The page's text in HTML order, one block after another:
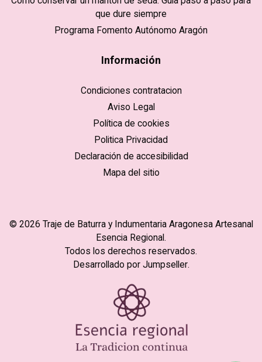
que dure siempre
Programa Fomento Autónomo Aragón
Información
Condiciones contratacion
Aviso Legal
Política de cookies
Politica Privacidad
Declaración de accesibilidad
Mapa del sitio
© 2026 Traje de Baturra y Indumentaria Aragonesa Artesanal
Esencia Regional.
Todos los derechos reservados.
Desarrollado por Jumpseller.